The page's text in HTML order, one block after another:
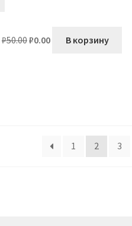
₽50.00₽0.00 В корзину
1
2 3